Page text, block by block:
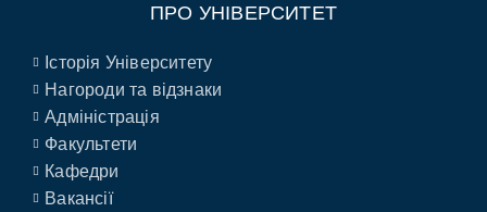
ПРО УНІВЕРСИТЕТ
Історія Університету
Нагороди та відзнаки
Адміністрація
Факультети
Кафедри
Вакансії